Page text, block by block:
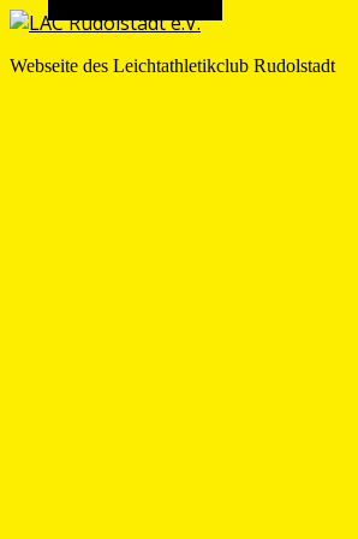
Webseite des Leichtathletikclub Rudolstadt